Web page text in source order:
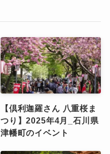
【倶利迦羅さん 八重桜ま
つり】2025年4月_石川県
津幡町のイベント